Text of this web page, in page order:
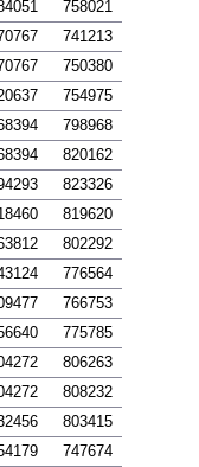
758021
741213
750380
754975
798968
820162
823326
819620
802292
776564
766753
775785
806263
808232
803415
747674